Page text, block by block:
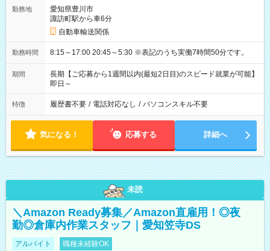
勤務地
愛知県豊川市
諏訪町駅から車6分
自動車輸送関係
勤務時間 8:15～17:00 20:45～5:30 ※表記のうち実働7時間50分です。
期間
長期【ご応募から1週間以内(最短2日目)のスピード就業が可能】
即日～
特徴 履歴書不要 / 電話対応なし / パソコンスキル不要
気になる！ 応募する 詳細へ
未読
＼Amazon Ready募集／Amazon直雇用！◎夜
勤◎倉庫内作業スタッフ｜愛知笠寺DS
アルバイト 職種未経験OK